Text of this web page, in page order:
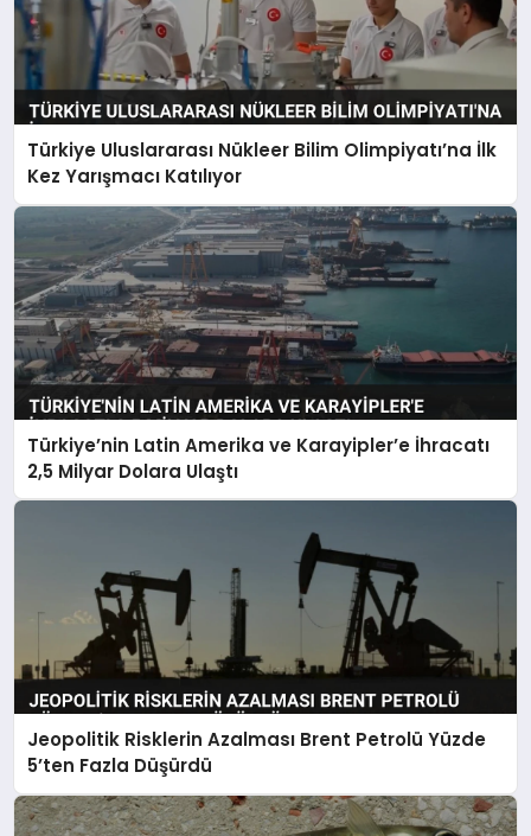
Türkiye Uluslararası Nükleer Bilim Olimpiyatı’na İlk
Kez Yarışmacı Katılıyor
Türkiye’nin Latin Amerika ve Karayipler’e İhracatı
2,5 Milyar Dolara Ulaştı
Jeopolitik Risklerin Azalması Brent Petrolü Yüzde
5’ten Fazla Düşürdü